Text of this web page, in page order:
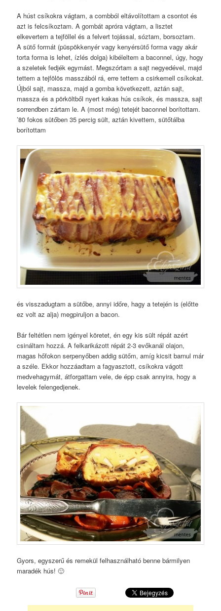
A húst csíkokra vágtam, a combból eltávolítottam a csontot és
azt is felcsíkoztam. A gombát apróra vágtam, a lisztet
elkevertem a tejföllel és a felvert tojással, sóztam, borsoztam.
A sütő formát (püspökkenyér vagy kenyérsütő forma vagy akár
torta forma is lehet, ízlés dolga) kibéleltem a baconnel, úgy, hogy
a szeletek fedjék egymást. Megszórtam a sajt negyedével, majd
tettem a tejfölös masszából rá, erre tettem a csirkemell csíkokat.
Újból sajt, massza, majd a gomba következett, aztán sajt,
massza és a pörköltből nyert kakas hús csíkok, és massza, sajt
sorrendben zártam le. A (most még) tetejét baconnel borítottam.
’80 fokos sütőben 35 percig sült, aztán kivettem, sütőtálba
borítottam
és visszadugtam a sütőbe, annyi időre, hagy a tetején is (előtte
ez volt az alja) megpiruljon a bacon.
Bár feltétlen nem igényel köretet, én egy kis sült répát azért
csináltam hozzá. A felkarikázott répát 2-3 evőkanál olajon,
magas hőfokon serpenyőben addig sütőm, amíg kicsit barnul már
a széle. Ekkor hozzáadtam a fagyasztott, csíkokra vágott
medvehagymát, átforgattam vele, de épp csak annyira, hogy a
levelek felengedjenek.
Gyors, egyszerű és remekül felhasználható benne bármilyen
maradék hús! 🙂